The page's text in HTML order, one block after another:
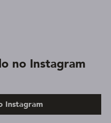
no Instagram
Instagram